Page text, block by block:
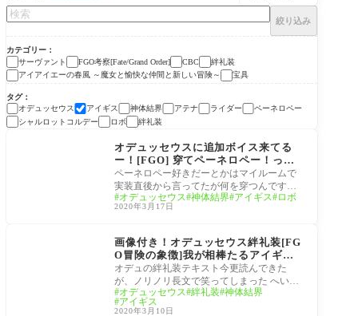
絞り込み
カテゴリー
サーヴァント
FGO考察[Fate/Grand Order] CBC
絆礼装
アイアイエーの春風 ～魔女と愉快な仲間と新しい冒険～
宝具
タグ
オデュッセウス
アイギス 神体結界 アテナ ライダー
ペーネロペー
シャルロットコルデー
ロボ 絆礼装
サーヴァント
オデュッセウスに追加ボイス来てる
ー！[FGO] 穿てペーネロペー！って
なんなんだ？！マスター達の考察
ペーネロペー好きだーとかはマイルームで
実装直後から言ってたが何を穿つんですか
ね… へいよーかるでらっくす！ 追加ボイス
の 穿
オデュッセウス 神体結界 アイギス ロボ
2020年3月17日
画像付き！オデュッセウス絆礼装[FG
O冒険の象徴]我が相棒たるアイギス
一式は丁寧に磨かれ、絨毯の上に飾っ
てあったとさ。誰が磨いたか？それは
まあ、俺だったり、愛しのペーネロペ
ーだったりさ！
オデュの絆礼装テキスト今更読んできた
が、ノリノリ長文で笑ってしまった へいよ
ーかるでらっくす！ やはりいいキャラ！ノ
リノリ
オデュッセウス 絆礼装 神体結界
アイギス
2020年3月10日